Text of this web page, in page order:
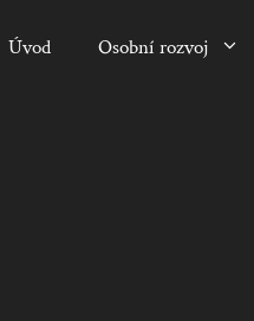
Úvod Osobní rozvoj